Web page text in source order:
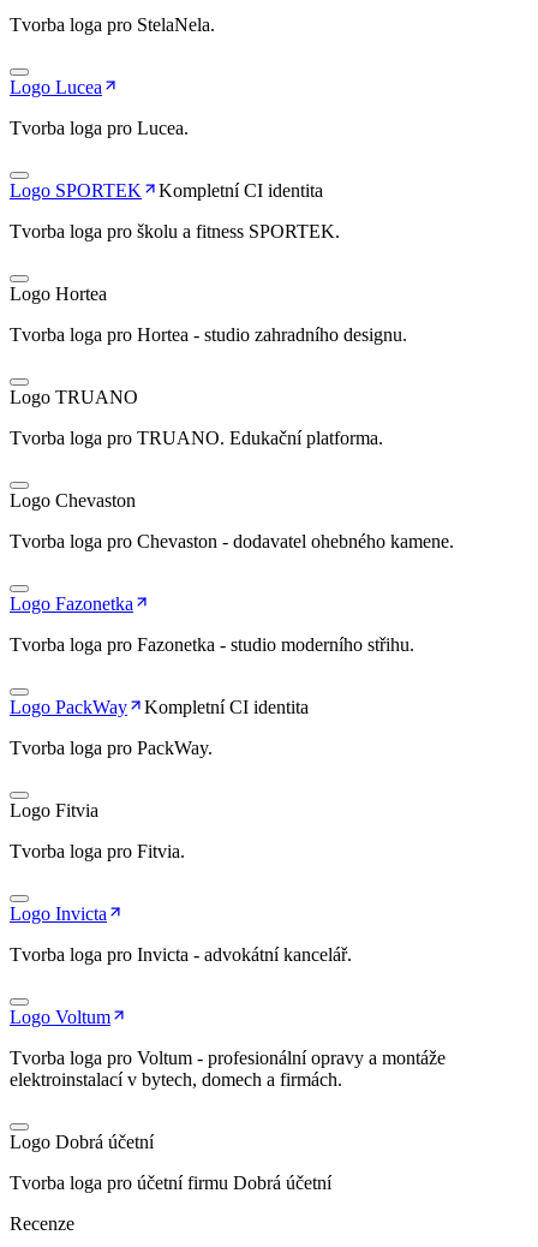
Tvorba loga pro StelaNela.
Logo Lucea
Tvorba loga pro Lucea.
Logo SPORTEK
Kompletní CI identita
Tvorba loga pro školu a fitness SPORTEK.
Logo Hortea
Tvorba loga pro Hortea - studio zahradního designu.
Logo TRUANO
Tvorba loga pro TRUANO. Edukační platforma.
Logo Chevaston
Tvorba loga pro Chevaston - dodavatel ohebného kamene.
Logo Fazonetka
Tvorba loga pro Fazonetka - studio moderního střihu.
Logo PackWay
Kompletní CI identita
Tvorba loga pro PackWay.
Logo Fitvia
Tvorba loga pro Fitvia.
Logo Invicta
Tvorba loga pro Invicta - advokátní kancelář.
Logo Voltum
Tvorba loga pro Voltum - profesionální opravy a montáže
elektroinstalací v bytech, domech a firmách.
Logo Dobrá účetní
Tvorba loga pro účetní firmu Dobrá účetní
Recenze